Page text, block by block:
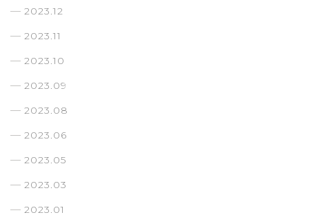
2023.12
2023.11
2023.10
2023.09
2023.08
2023.06
2023.05
2023.03
2023.01